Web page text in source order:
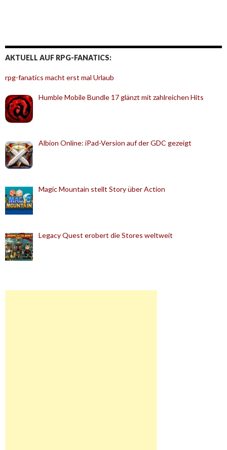
AKTUELL AUF RPG-FANATICS:
rpg-fanatics macht erst mal Urlaub
Humble Mobile Bundle 17 glänzt mit zahlreichen Hits
Albion Online: iPad-Version auf der GDC gezeigt
Magic Mountain stellt Story über Action
Legacy Quest erobert die Stores weltweit